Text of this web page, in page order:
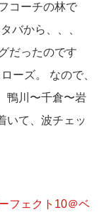
コーチの林で
バから、、、
だったのです
ーズ。 なので、
鴨川〜千倉〜岩
いて、波チェッ
フェクト10＠ベ